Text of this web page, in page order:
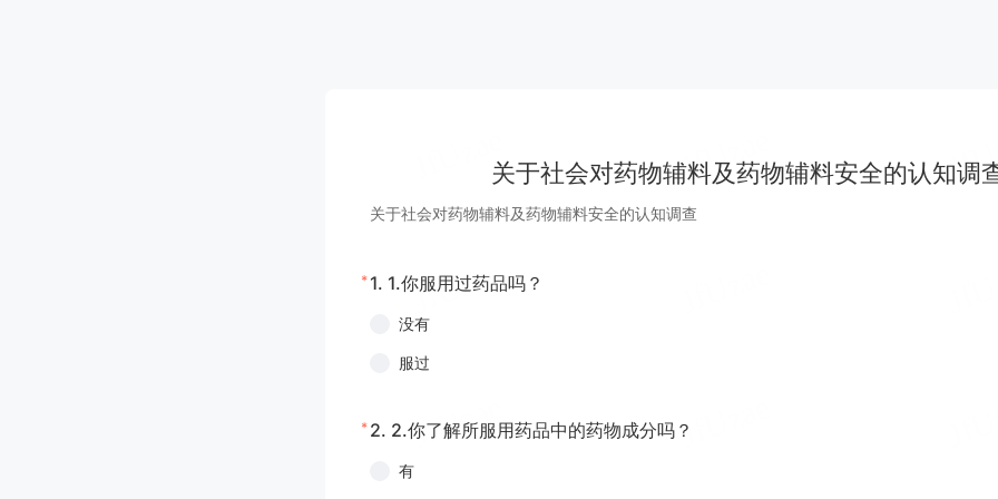
关于社会对药物辅料及药物辅料安全的认知调
关于社会对药物辅料及药物辅料安全的认知调查
* 1. 1.你服用过药品吗？
没有
服过
* 2. 2.你了解所服用药品中的药物成分吗？
有